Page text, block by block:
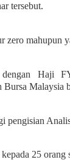
tersebut.
zero mahupun
dengan Haji
Bursa Malaysia
pengisian
25 orang